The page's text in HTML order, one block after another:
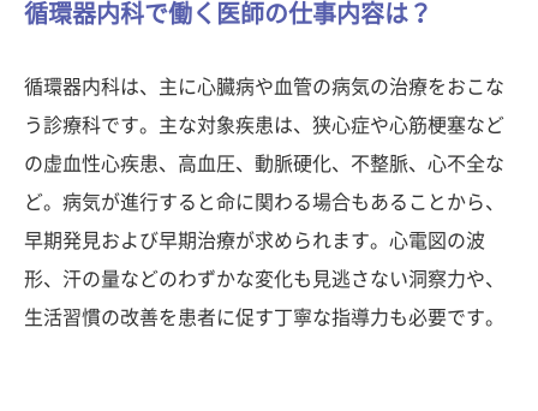
循環器内科で働く医師の仕事内容は？
循環器内科は、主に心臓病や血管の病気の治療をおこな
う診療科です。主な対象疾患は、狭心症や心筋梗塞など
の虚血性心疾患、高血圧、動脈硬化、不整脈、心不全な
ど。病気が進行すると命に関わる場合もあることから、
早期発見および早期治療が求められます。心電図の波
形、汗の量などのわずかな変化も見逃さない洞察力や、
生活習慣の改善を患者に促す丁寧な指導力も必要です。